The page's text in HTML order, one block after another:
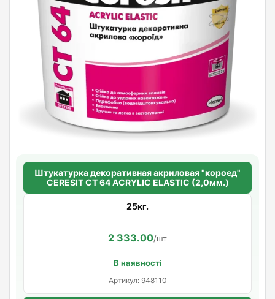
Штукатурка декоративная акриловая "короед"
CERESIT CT 64 ACRYLIC ELASTIC (2,0мм.)
25кг.
2 333.00/шт
В наявності
Артикул: 948110